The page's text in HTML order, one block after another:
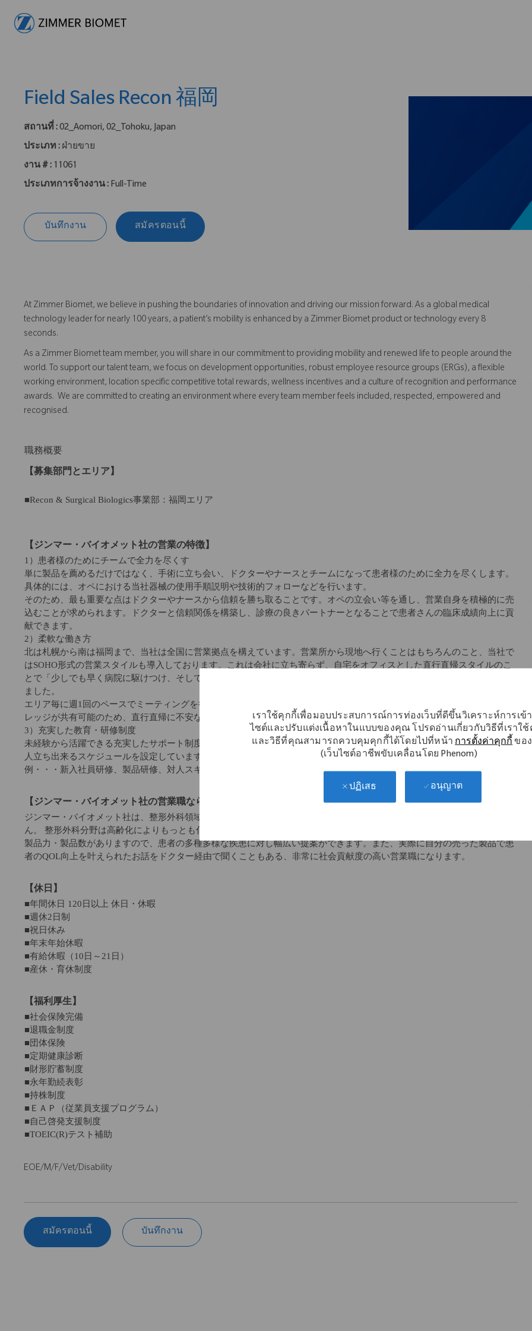
เราใช้คุกกี้เพื่อมอบประสบการณ์การท่องเว็บที่ดีขึ้นวิเคราะห์การเข้
ไซต์และปรับแต่งเนื้อหาในแบบของคุณ โปรดอ่านเกี่ยวกับวิธีที่เราใช้
และวิธีที่คุณสามารถควบคุมคุกกี้ได้โดยไปที่หน้าการตั้งค่าคุกกี้ของ
(เว็บไซต์อาชีพขับเคลื่อนโดย Phenom)
ปฏิเสธ อนุญาต
Field Sales Recon 福岡
สถานที่ :02_Aomori, 02_Tohoku, Japan
ประเภท : ฝ่ายขาย
งาน # : 11061
ประเภทการจ้างงาน : Full-Time
บันทึกงาน สมัครตอนนี้
At Zimmer Biomet, we believe in pushing the boundaries of innovation and driving our mission forward. As a global medical
technology leader for nearly 100 years, a patient’s mobility is enhanced by a Zimmer Biomet product or technology every 8
seconds.
As a Zimmer Biomet team member, you will share in our commitment to providing mobility and renewed life to people around the
world. To support our talent team, we focus on development opportunities, robust employee resource groups (ERGs), a flexible
working environment, location specific competitive total rewards, wellness incentives and a culture of recognition and performance
awards. We are committed to creating an environment where every team member feels included, respected, empowered and
recognised.
職務概要
【募集部門とエリア】
■Recon & Surgical Biologics事業部：福岡エリア
【ジンマー・バイオメット社の営業の特徴】
1）患者様のためにチームで全力を尽くす
単に製品を薦めるだけではなく、手術に立ち会い、ドクターやナースとチームになって患者様のために全力を尽くします。
具体的には、オペにおける当社器械の使用手順説明や技術的フォローなどを行います。
そのため、最も重要な点はドクターやナースから信頼を勝ち取ることです。オペの立会い等を通し、営業自身を積極的に売
込むことが求められます。ドクターと信頼関係を構築し、診療の良きパートナーとなることで患者さんの臨床成績向上に貢
献できます。
2）柔軟な働き方
北は札幌から南は福岡まで、当社は全国に営業拠点を構えています。営業所から現地へ行くことはもちろんのこと、当社で
はSOHO形式の営業スタイルも導入しております。これは会社に立ち寄らず、自宅をオフィスとした直行直帰スタイルのこ
とで「少しでも早く病院に駆けつけ、そして少しでも長く医師のサポートをできるように」というコンセプトの元、始まり
ました。
エリア毎に週1回のペースでミーティングを行いますし(エリアにより差異あり)、社内イントラネットから学術文献などのナ
レッジが共有可能のため、直行直帰に不安な方でも安心していただけます。
3）充実した教育・研修制度
未経験から活躍できる充実したサポート制度がございます。教材を使用した座学、先輩社員の同行を中心としたOJT等、一
人立ち出来るスケジュールを設定しています。
例・・・新入社員研修、製品研修、対人スキル研修、営業スキル研修など
【ジンマー・バイオメット社の営業職ならではの魅力】
ジンマー・バイオメット社は、整形外科領域ではトップクラスの会社で、整形のドクターで知らない人はほとんどいませ
ん。 整形外科分野は高齢化によりもっとも伸びる市場の一つです。
製品力・製品数がありますので、患者の多種多様な疾患に対し幅広い提案ができます。また、実際に自分の売った製品で患
者のQOL向上を叶えられたお話をドクター経由で聞くこともある、非常に社会貢献度の高い営業職になります。
【休日】
■年間休日 120日以上 休日・休暇
■週休2日制
■祝日休み
■年末年始休暇
■有給休暇（10日～21日）
■産休・育休制度
【福利厚生】
■社会保険完備
■退職金制度
■団体保険
■定期健康診断
■財形貯蓄制度
■永年勤続表彰
■持株制度
■ＥＡＰ（従業員支援プログラム）
■自己啓発支援制度
■TOEIC(R)テスト補助
EOE/M/F/Vet/Disability
สมัครตอนนี้ บันทึกงาน